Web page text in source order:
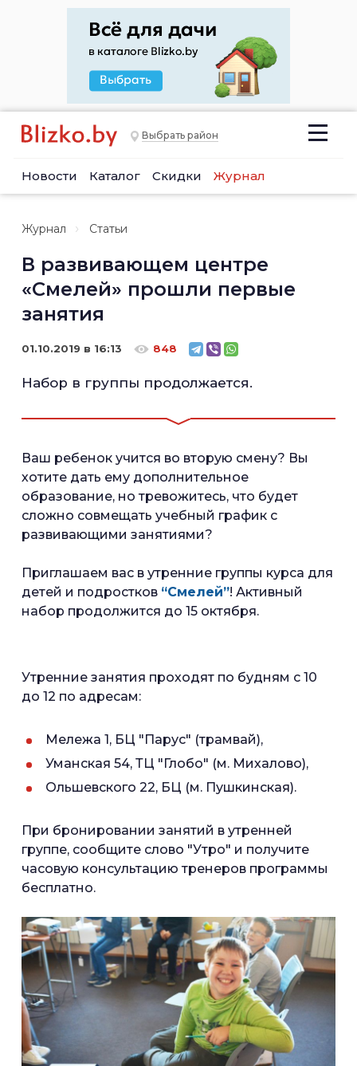
Выбрать район
Новости Каталог Скидки Журнал
Журнал Статьи
В развивающем центре
«Смелей» прошли первые
занятия
01.10.2019 в 16:13 848
Набор в группы продолжается.
Ваш ребенок учится во вторую смену? Вы
хотите дать ему дополнительное
образование, но тревожитесь, что будет
сложно совмещать учебный график с
развивающими занятиями?
Приглашаем вас в утренние группы курса для
детей и подростков “Смелей”! Активный
набор продолжится до 15 октября.
Утренние занятия проходят по будням с 10
до 12 по адресам:⠀
Мележа 1, БЦ "Парус" (трамвай),
Уманская 54, ТЦ "Глобо" (м. Михалово),
Ольшевского 22, БЦ (м. Пушкинская).⠀
При бронировании занятий в утренней
группе, сообщите слово "Утро" и получите
часовую консультацию тренеров программы
бесплатно.